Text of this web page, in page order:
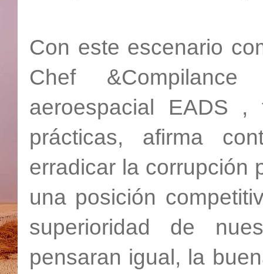
Con este escenario
Chef
aeroespacial EADS
prácticas, afirma
erradicar la corrupción
una posición
superioridad de
pensaran igual, la